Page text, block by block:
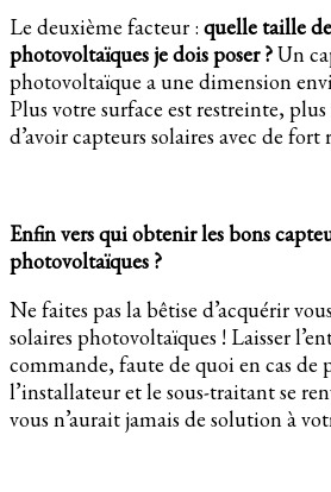
Le deuxième facteur : quelle taille
photovoltaïques je dois poser ?Un
photovoltaïque a une dimension
Plus votre surface est restreinte, plus
d’avoir capteurs solaires avec de fort
Enfin vers qui obtenir les bons
photovoltaïques ?
Ne faites pas la bêtise d’acquérir
solaires photovoltaïques ! Laisser
commande, faute de quoi en cas de
l’installateur et le sous-traitant se
vous n’aurait jamais de solution à